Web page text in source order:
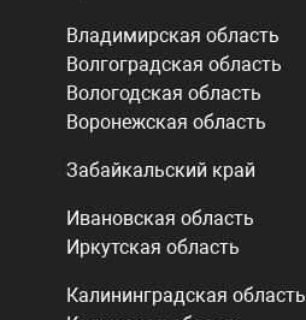
Владимирская область
Волгоградская область
Вологодская область
Воронежская область
Забайкальский край
Ивановская область
Иркутская область
Калининградская область